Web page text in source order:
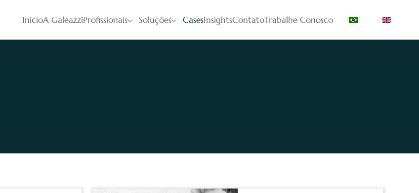
InícioA GaleazziProfissionais Soluções CasesInsightsContatoTrabalhe Conosco